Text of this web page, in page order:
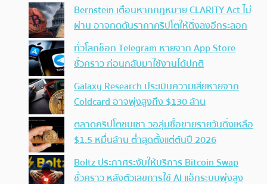
Bernstein เตือนหากกฎหมาย CLARITY Act ไม่
ผ่าน อาจกดดันราคาคริปโตให้ดิ่งลงอีกระลอก
ทั่วโลกช็อก Telegram หายจาก App Store
ชั่วคราว ก่อนกลับมาใช้งานได้ปกติ
Galaxy Research ประเมินความเสียหายจาก
Coldcard อาจพุ่งสูงถึง $130 ล้าน
ตลาดคริปโตซบเซา วอลุ่มซื้อขายรายวันดิ่งเหลือ
$1.5 หมื่นล้าน ต่ำสุดตั้งแต่ต้นปี 2026
Boltz ประกาศระงับให้บริการ Bitcoin Swap
ชั่วคราว หลังตัวเลขการใช้ AI แฮ็กระบบพุ่งสูง